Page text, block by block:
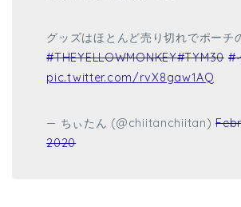
グッズはほとんど売り切れでポーチ
#THEYELLOWMONKEY#TYM30 #
pic.twitter.com/rvX8gaw1AQ
— ちぃたん (@chiitanchiitan)
2020